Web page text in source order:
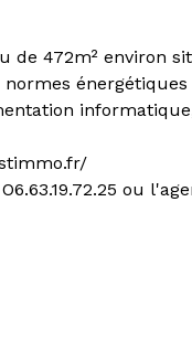
de 472m² environ
ou